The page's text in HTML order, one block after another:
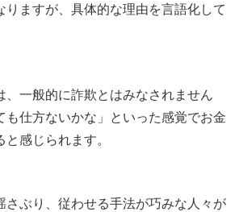
りますが、具体的な理由を言語化して
、一般的に詐欺とはみなされません
も仕方ないかな」といった感覚でお金
感じられます。
さぶり、従わせる手法が巧みな人々が